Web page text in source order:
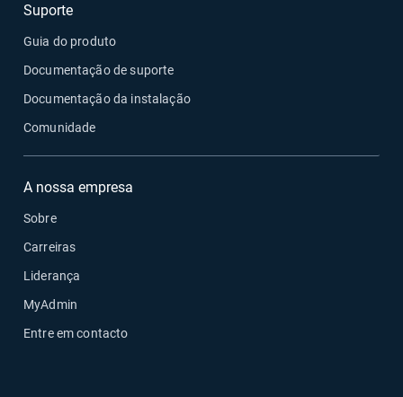
Suporte
Guia do produto
Documentação de suporte
Documentação da instalação
Comunidade
A nossa empresa
Sobre
Carreiras
Liderança
MyAdmin
Entre em contacto